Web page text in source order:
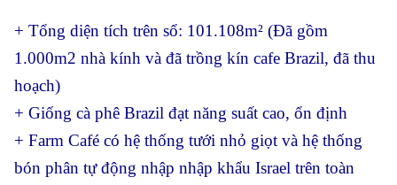
+ Tổng diện tích trên sổ: 101.108m² (Đã gồm
1.000m2 nhà kính và đã trồng kín cafe Brazil, đã thu
hoạch)
+ Giống cà phê Brazil đạt năng suất cao, ổn định
+ Farm Café có hệ thống tưới nhỏ giọt và hệ thống
bón phân tự động nhập nhập khẩu Israel trên toàn